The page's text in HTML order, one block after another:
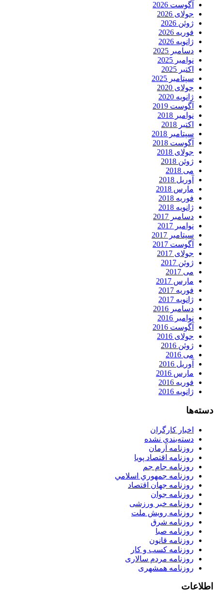
آگوست 2026
جولای 2026
ژوئن 2026
فوریه 2026
ژانویه 2026
دسامبر 2025
نوامبر 2025
اکتبر 2025
سپتامبر 2025
جولای 2020
ژانویه 2020
آگوست 2019
نوامبر 2018
اکتبر 2018
سپتامبر 2018
آگوست 2018
جولای 2018
ژوئن 2018
می 2018
آوریل 2018
مارس 2018
فوریه 2018
ژانویه 2018
دسامبر 2017
نوامبر 2017
سپتامبر 2017
آگوست 2017
جولای 2017
ژوئن 2017
می 2017
مارس 2017
فوریه 2017
ژانویه 2017
دسامبر 2016
نوامبر 2016
آگوست 2016
جولای 2016
ژوئن 2016
می 2016
آوریل 2016
مارس 2016
فوریه 2016
ژانویه 2016
دسته‌ها
اخبار کارگران
دسته‌بندی نشده
روزنامه آرمان
روزنامه اقتصاد پویا
روزنامه جام جم
روزنامه جمهوري اسلامي
روزنامه جهان اقتصاد
روزنامه جوان
روزنامه خبر ورزشى
روزنامه رویش ملت
روزنامه شرق
روزنامه صبا
روزنامه قانون
روزنامه كسب و كار
روزنامه مردم سالاری
روزنامه همشهری
اطلاعات